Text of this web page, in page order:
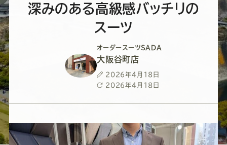
ダ
ー
ツ
ー
ス
ー
ツ
ダ
ー
ス
ー
ツ
ダ
ー
ス
ー
ツ
ー
ス
ー
ツ
深みのある高級感バッチリの
スーツ
オーダースーツSADA
大阪谷町店
投
稿
2026年4月18日
最
日
2026年4月18日